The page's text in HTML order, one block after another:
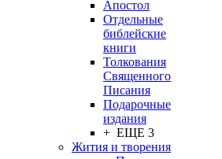
Апостол
Отдельные
библейские
книги
Толкования
Священного
Писания
Подарочные
издания
+ ЕЩЕ 3
Жития и творения